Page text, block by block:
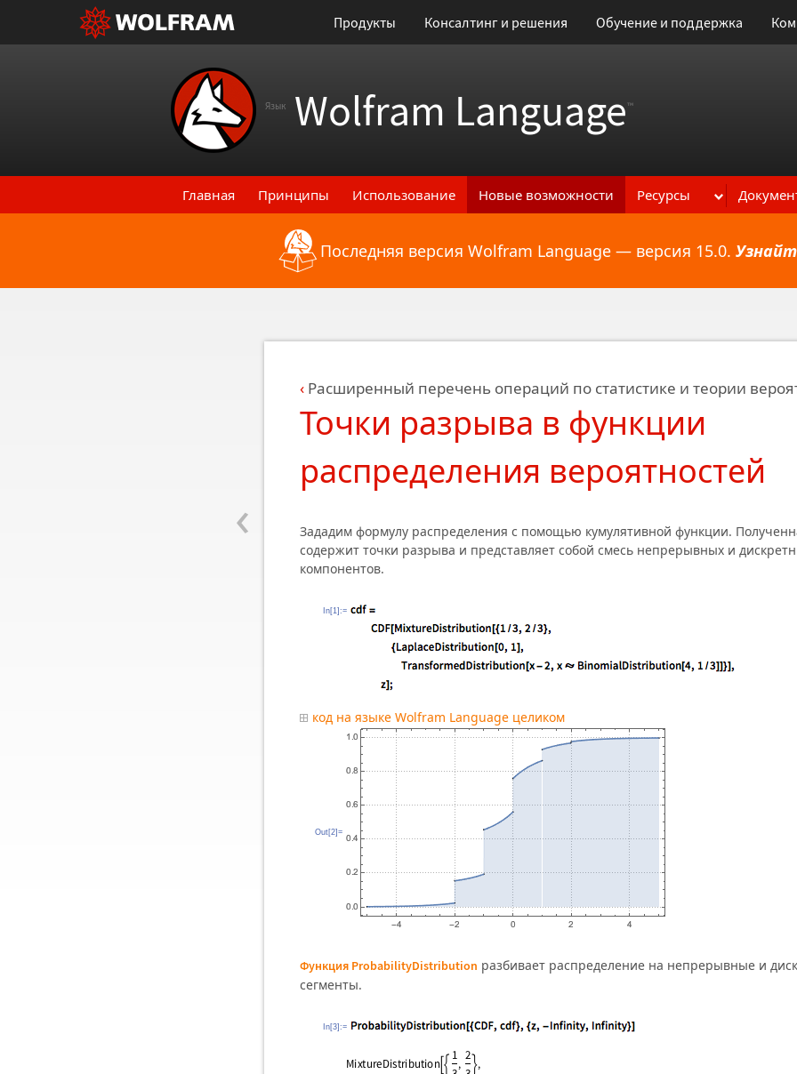
Продукты Консалтинг и решения Обучение и поддержка
Язык Wolfram Language™
Главная Принципы Использование Новые возможности Ресурсы
Назад к последним функциональным возможностям
Последняя версия Wolfram Language — версия 15.0.
‹
Расширенный перечень операций по статистике и теории
Точки разрыва в функции
распределения вероятностей
Зададим формулу распределения с помощью кумулятивной функции.
содержит точки разрыва и представляет собой смесь непрерывных и
компонентов.
In[1]:=
код на языке Wolfram Language целиком
Out[2]=
Функция ProbabilityDistribution разбивает распределение на непрерывные и
сегменты.
In[3]:=